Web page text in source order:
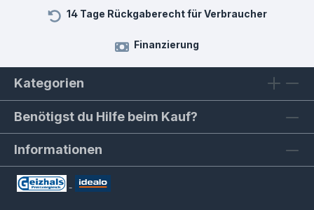
14 Tage Rückgaberecht für Verbraucher
Finanzierung
Kategorien
Benötigst du Hilfe beim Kauf?
Informationen